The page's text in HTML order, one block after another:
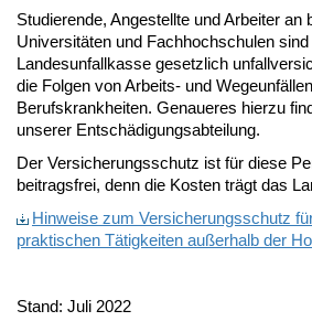
Studierende, Angestellte und Arbeiter an
Universitäten und Fachhochschulen
Landesunfallkasse gesetzlich
die Folgen von Arbeits- und
Berufskrankheiten. Genaueres hierzu
unserer Entschädigungsabteilung.
Der Versicherungsschutz ist für diese
beitragsfrei, denn die Kosten trägt das
Hinweise zum Versicherungsschutz
praktischen Tätigkeiten außerhalb der
Stand: Juli 2022